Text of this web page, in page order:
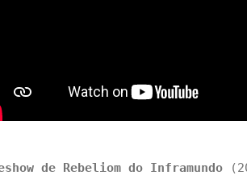
de Rebeliom do Inframundo